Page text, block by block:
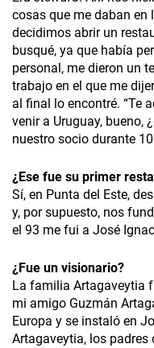
cosas que me daban en
decidimos abrir un
busqué, ya que había
personal, me dieron un
trabajo en el que me
al final lo encontré. “Te
venir a Uruguay, bueno,
nuestro socio durante
¿Ese fue su primer
Sí, en Punta del Este,
y, por supuesto, nos
el 93 me fui a José
¿Fue un visionario?
La familia Artagaveytia
mi amigo Guzmán
Europa y se instaló en
Artagaveytia, los padres